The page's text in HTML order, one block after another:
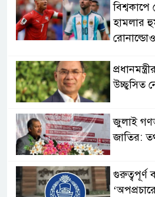
হামলার
রোনাল্ডোও
উচ্ছ্বসিত
জুলাই
জাতির:
গুরুত্বপূর্ণ